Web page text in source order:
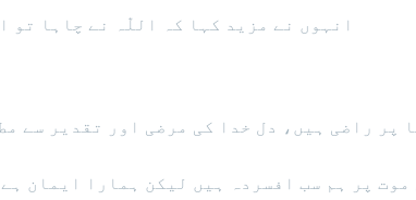
انہوں نے مزید کہا کہ اللّٰہ نے چاہا تو
پر راضی ہیں، دل خدا کی مرضی اور تقدیر سے
پر ہم سب افسردہ ہیں لیکن ہمارا ایمان